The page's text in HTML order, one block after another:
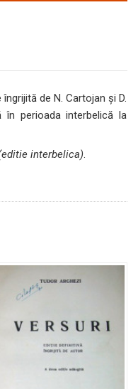
îngrijită de N. Cartojan şi D.
în perioada interbelică la
interbelica).